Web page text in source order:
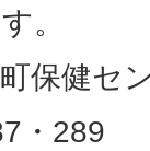
。
保健セ
・289